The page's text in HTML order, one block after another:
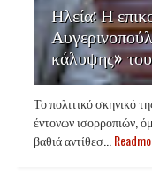
Ηλεία: Η
κάλυψης»
Το πολιτικό σκηνικό
έντονων ισορροπιών,
βαθιά αντίθεσ...